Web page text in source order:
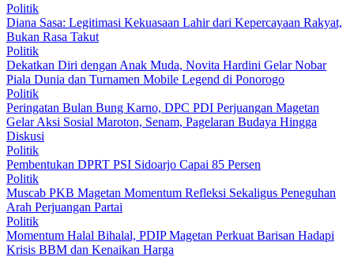
Politik
Diana Sasa: Legitimasi Kekuasaan Lahir dari Kepercayaan Rakyat,
Bukan Rasa Takut
Politik
Dekatkan Diri dengan Anak Muda, Novita Hardini Gelar Nobar
Piala Dunia dan Turnamen Mobile Legend di Ponorogo
Politik
Peringatan Bulan Bung Karno, DPC PDI Perjuangan Magetan
Gelar Aksi Sosial Maroton, Senam, Pagelaran Budaya Hingga
Diskusi
Politik
Pembentukan DPRT PSI Sidoarjo Capai 85 Persen
Politik
Muscab PKB Magetan Momentum Refleksi Sekaligus Peneguhan
Arah Perjuangan Partai
Politik
Momentum Halal Bihalal, PDIP Magetan Perkuat Barisan Hadapi
Krisis BBM dan Kenaikan Harga